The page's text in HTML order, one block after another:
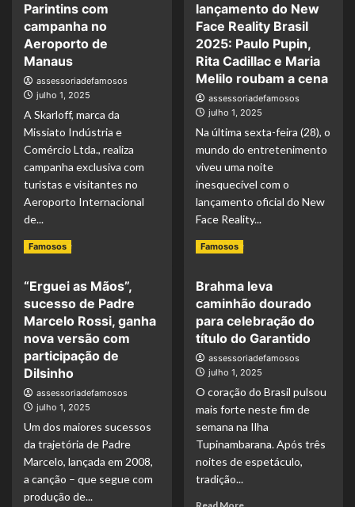
do
Lote
Loyalty
para
o
Carnaval
paralímpica
Raíssa
Machado
está
confirmada
na
Liga
Esportiva
NESCAU®,
Parintins com
campanha no
Aeroporto de
Manaus
assessoriadefamosos
julho 1, 2025
A Skarloff, marca da
Missiato Indústria e
Comércio Ltda., realiza
campanha exclusiva com
turistas e visitantes no
Aeroporto Internacional
de...
Read MoreRead
Skarloff
celebra
Parintins
com
campanha
no
Aeroporto
de
Manaus
lançamento do New
Face Reality Brasil
2025: Paulo Pupin,
Rita Cadillac e Maria
Melilo roubam a cena
assessoriadefamosos
julho 1, 2025
Na última sexta-feira (28), o
mundo do entretenimento
viveu uma noite
inesquecível com o
lançamento oficial do New
Face Reality...
Read MoreRead
Estrelas
brilham
no
lançamento
New
Face
Reality
Brasil
2025:
Rita
Cadillac
Famosos
“Erguei as Mãos”,
sucesso de Padre
Marcelo Rossi, ganha
nova versão com
participação de
Dilsinho
assessoriadefamosos
julho 1, 2025
Um dos maiores sucessos
da trajetória de Padre
Marcelo, lançada em 2008,
a canção – que segue com
produção de...
Famosos
Brahma leva
caminhão dourado
para celebração do
título do Garantido
assessoriadefamosos
julho 1, 2025
O coração do Brasil pulsou
mais forte neste fim de
semana na Ilha
Tupinambarana. Após três
noites de espetáculo,
tradição...
Read